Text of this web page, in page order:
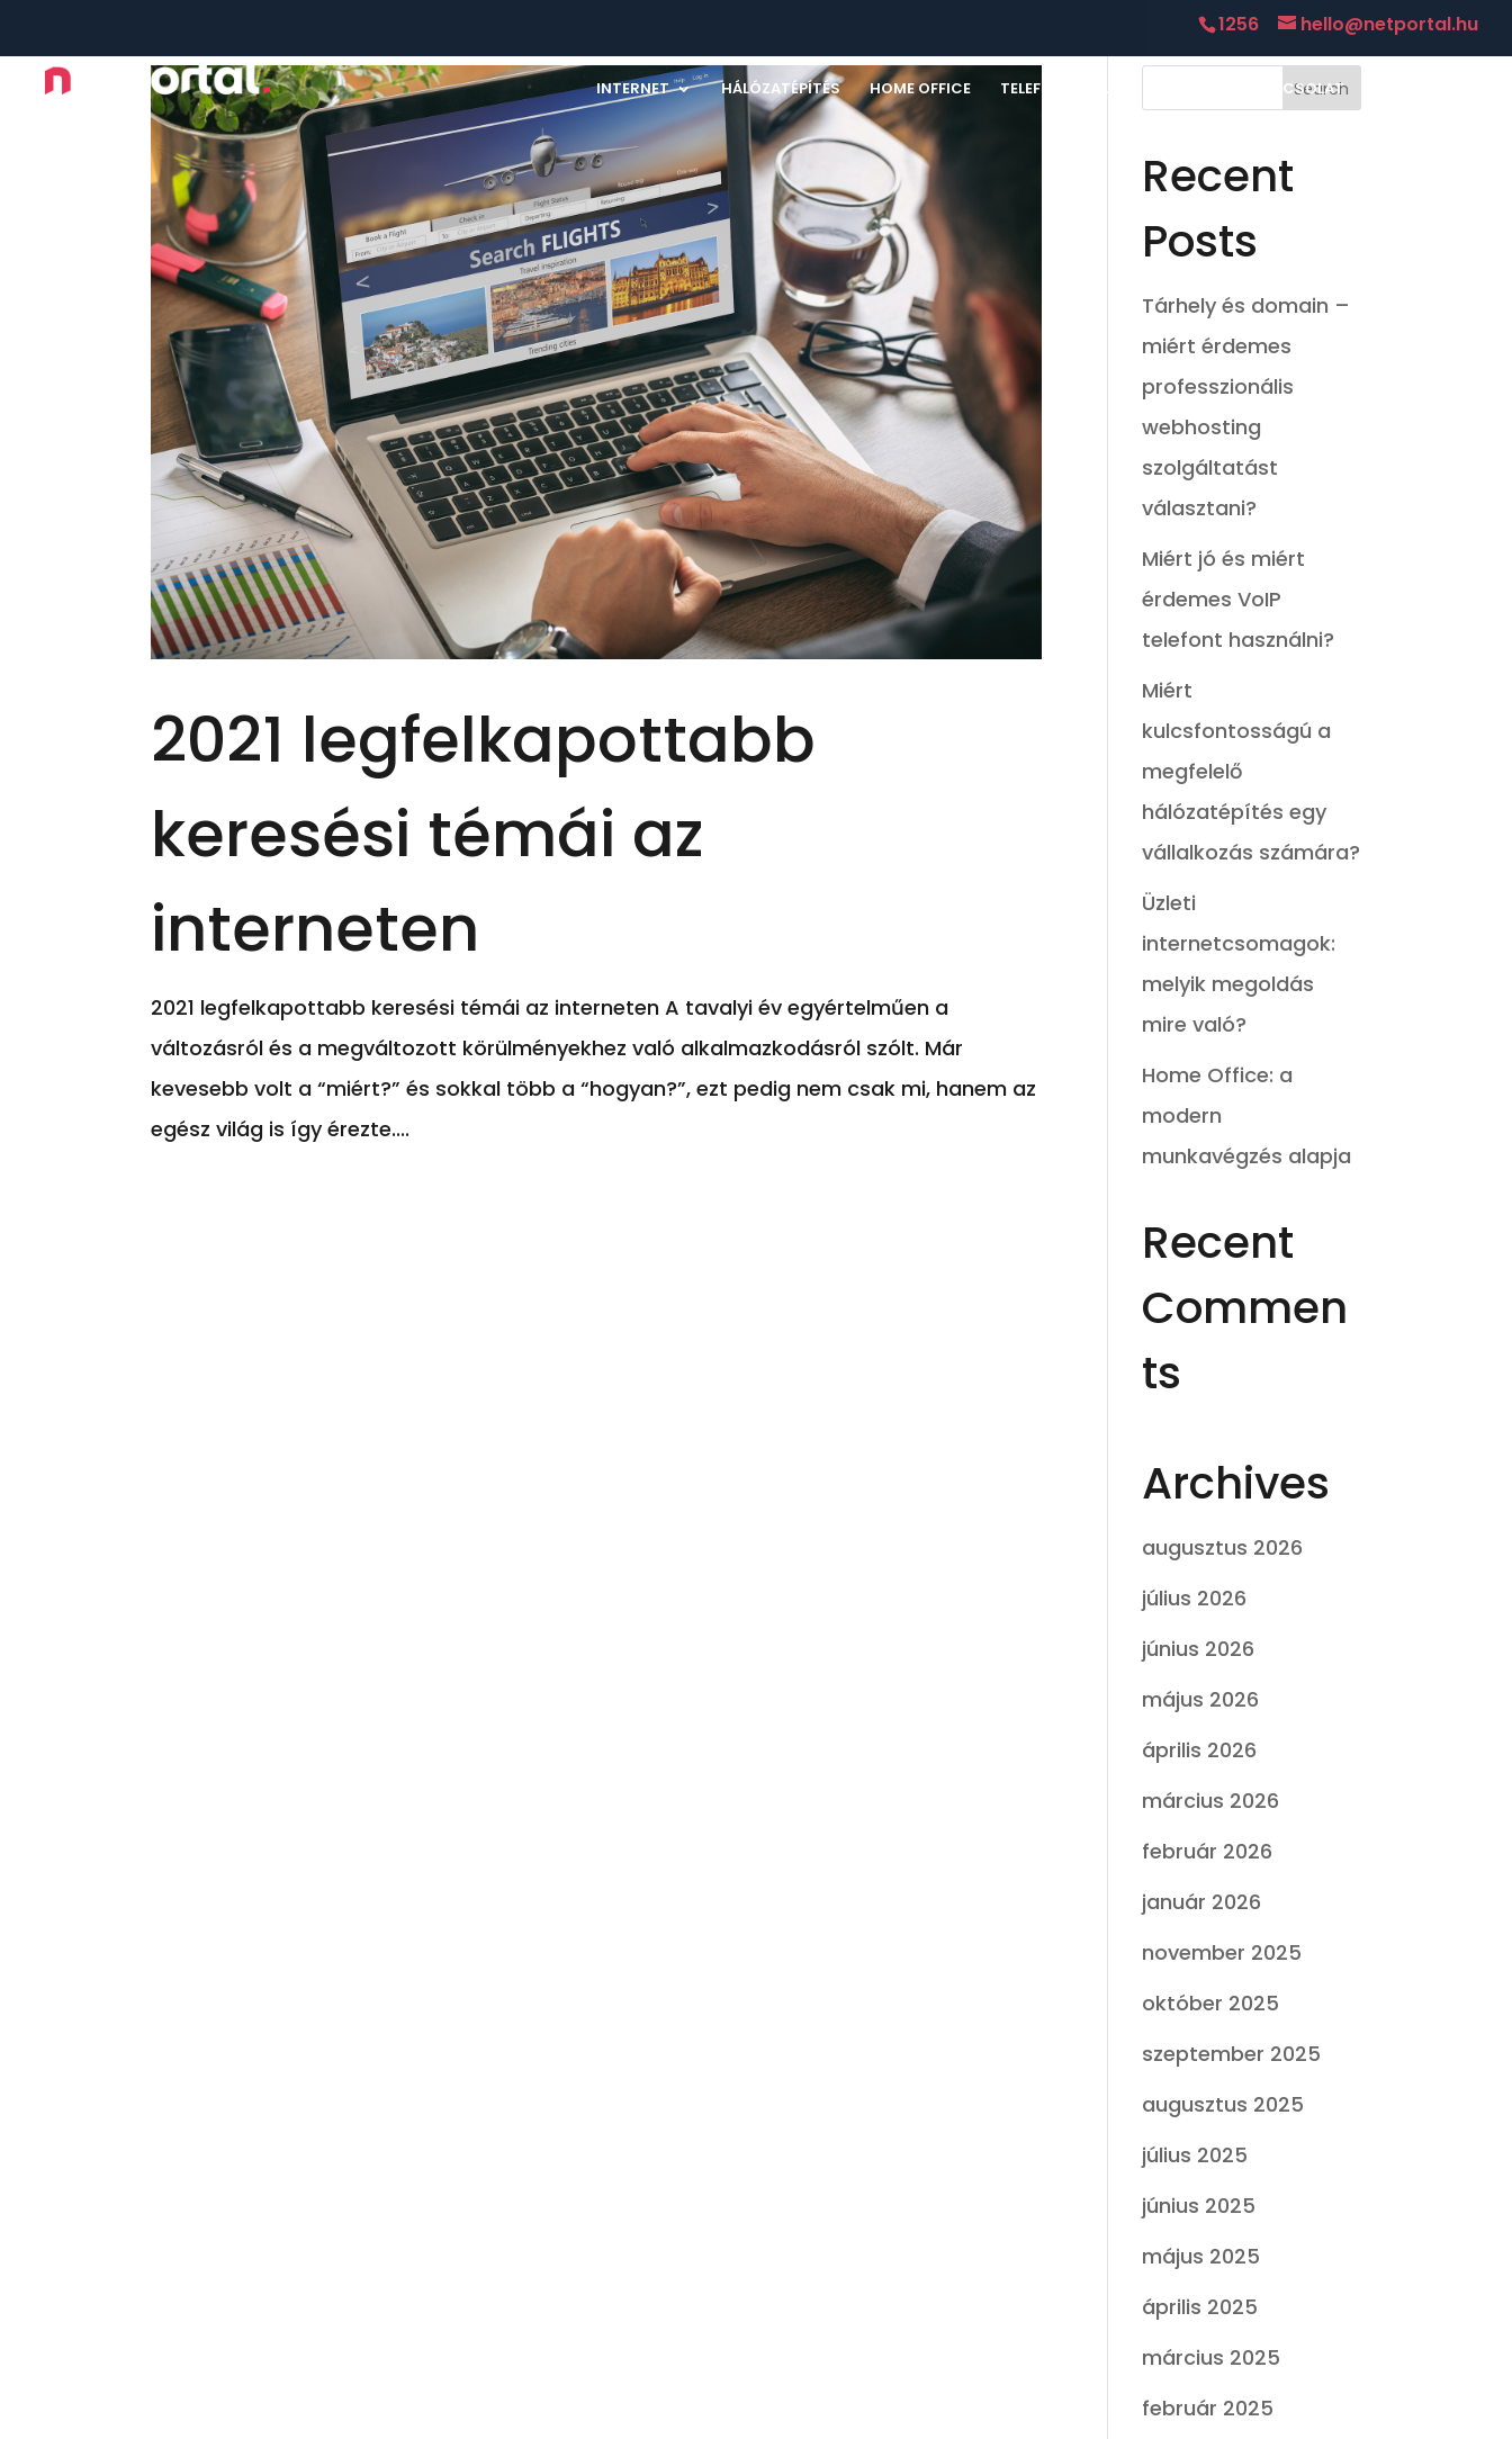
1256 hello@netportal.hu
INTERNET HÁLÓZATÉPÍTÉS HOME OFFICE TELEFON BLOG KAPCSOLAT
2021 legfelkapottabb
keresési témái az
interneten
2021 legfelkapottabb keresési témái az interneten A tavalyi év egyértelműen a
változásról és a megváltozott körülményekhez való alkalmazkodásról szólt. Már
kevesebb volt a “miért?” és sokkal több a “hogyan?”, ezt pedig nem csak mi, hanem az
egész világ is így érezte....
Recent
Posts
Tárhely és domain –
miért érdemes
professzionális
webhosting
szolgáltatást
választani?
Miért jó és miért
érdemes VoIP
telefont használni?
Miért
kulcsfontosságú a
megfelelő
hálózatépítés egy
vállalkozás számára?
Üzleti
internetcsomagok:
melyik megoldás
mire való?
Home Office: a
modern
munkavégzés alapja
Recent
Commen
ts
Archives
augusztus 2026
július 2026
június 2026
május 2026
április 2026
március 2026
február 2026
január 2026
november 2025
október 2025
szeptember 2025
augusztus 2025
július 2025
június 2025
május 2025
április 2025
március 2025
február 2025